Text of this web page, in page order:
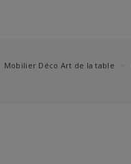
Mobilier Déco Art de la table